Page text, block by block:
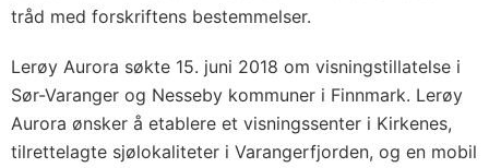
tråd med forskriftens bestemmelser.
Lerøy Aurora søkte 15. juni 2018 om visningstillatelse i
Sør-Varanger og Nesseby kommuner i Finnmark. Lerøy
Aurora ønsker å etablere et visningssenter i Kirkenes,
tilrettelagte sjølokaliteter i Varangerfjorden, og en mobil